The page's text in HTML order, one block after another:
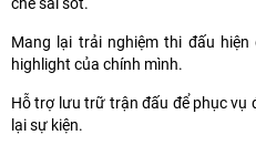
Mang lại trải nghiệm thi đấu
highlight của chính mình.
Hỗ trợ lưu trữ trận đấu để phục vụ
lại sự kiện.